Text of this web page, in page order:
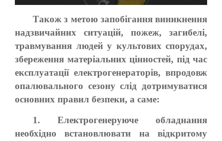
Також з метою запобігання виникнення
надзвичайних ситуацій, пожеж, загибелі,
травмування людей у культових спорудах,
збереження матеріальних цінностей, під час
експлуатації електрогенераторів, впродовж
опалювального сезону слід дотримуватися
основних правил безпеки, а саме:
1. Електрогенеруюче обладнання
необхідно встановлювати на відкритому